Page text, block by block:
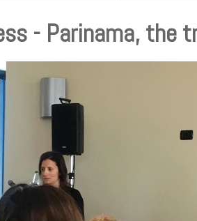
- Parinama,